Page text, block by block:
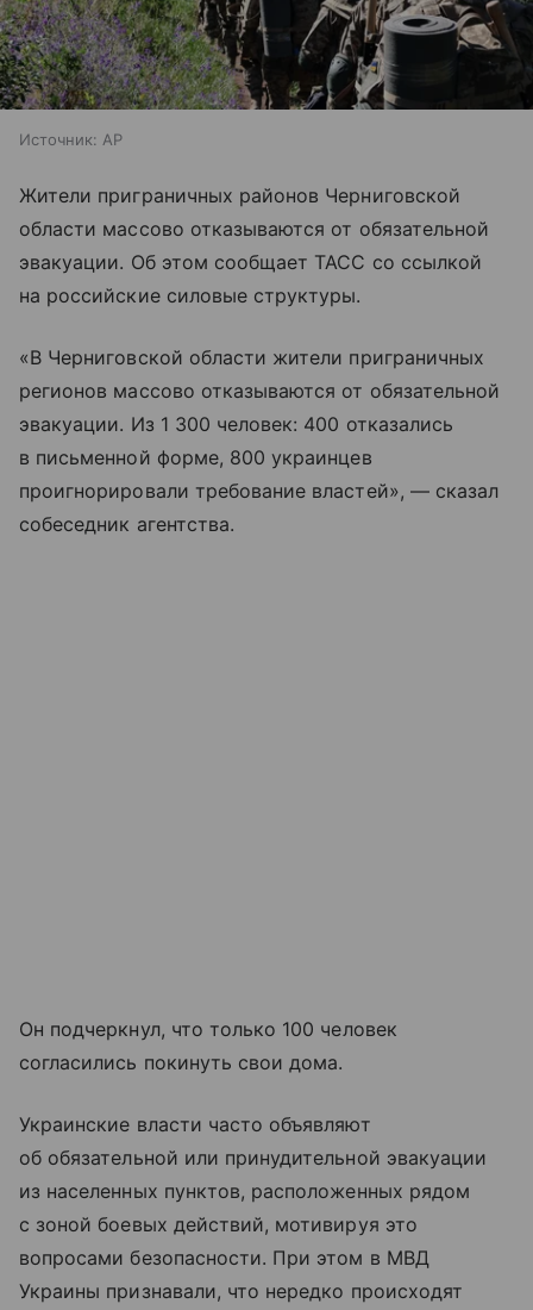
Источник: AP
Жители приграничных районов Черниговской
области массово отказываются от обязательной
эвакуации. Об этом сообщает ТАСС со ссылкой
на российские силовые структуры.
«В Черниговской области жители приграничных
регионов массово отказываются от обязательной
эвакуации. Из 1 300 человек: 400 отказались
в письменной форме, 800 украинцев
проигнорировали требование властей», — сказал
собеседник агентства.
Он подчеркнул, что только 100 человек
согласились покинуть свои дома.
Украинские власти часто объявляют
об обязательной или принудительной эвакуации
из населенных пунктов, расположенных рядом
с зоной боевых действий, мотивируя это
вопросами безопасности. При этом в МВД
Украины признавали, что нередко происходят